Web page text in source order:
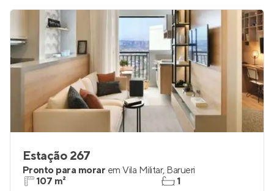
Estação 267
Pronto para morar em Vila Militar, Barueri
107 m²
1